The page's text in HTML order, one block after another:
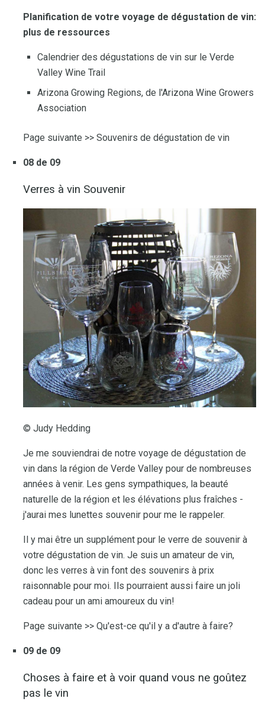
Planification de votre voyage de dégustation de vin:
plus de ressources
Calendrier des dégustations de vin sur le Verde
Valley Wine Trail
Arizona Growing Regions, de l'Arizona Wine Growers
Association
Page suivante >> Souvenirs de dégustation de vin
08 de 09
Verres à vin Souvenir
© Judy Hedding
Je me souviendrai de notre voyage de dégustation de
vin dans la région de Verde Valley pour de nombreuses
années à venir. Les gens sympathiques, la beauté
naturelle de la région et les élévations plus fraîches -
j'aurai mes lunettes souvenir pour me le rappeler.
Il y mai être un supplément pour le verre de souvenir à
votre dégustation de vin. Je suis un amateur de vin,
donc les verres à vin font des souvenirs à prix
raisonnable pour moi. Ils pourraient aussi faire un joli
cadeau pour un ami amoureux du vin!
Page suivante >> Qu'est-ce qu'il y a d'autre à faire?
09 de 09
Choses à faire et à voir quand vous ne goûtez
pas le vin